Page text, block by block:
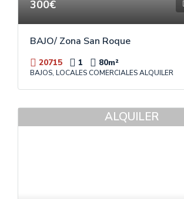
300€
BAJO/ Zona San Roque
20715 1 80m²
BAJOS, LOCALES COMERCIALES ALQUILER
ALQUILER